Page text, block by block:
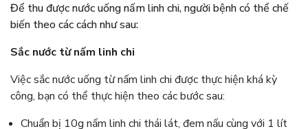
Để thu được nước uống nấm linh chi, người bệnh có thể chế
biến theo các cách như sau:
Sắc nước từ nấm linh chi
Việc sắc nước uống từ nấm linh chi được thực hiện khá kỳ
công, bạn có thể thực hiện theo các bước sau:
Chuẩn bị 10g nấm linh chi thái lát, đem nấu cùng với 1 lít